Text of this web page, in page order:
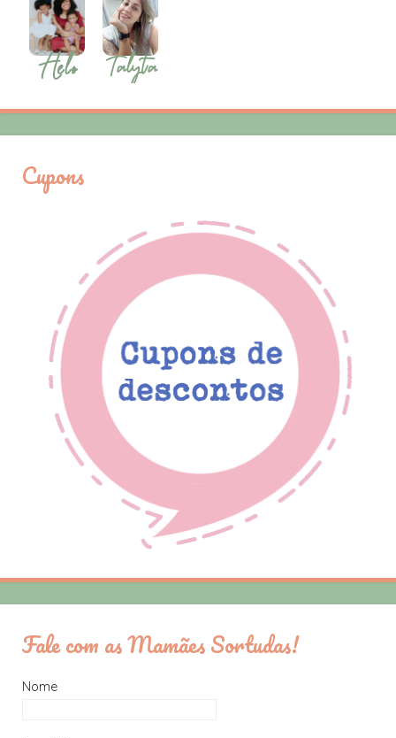
Cupons
Fale com as Mamães Sortudas!
Nome